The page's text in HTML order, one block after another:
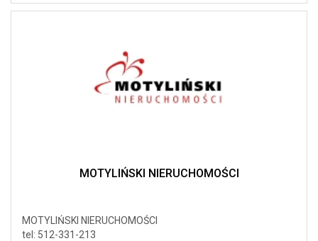
MOTYLIŃSKI NIERUCHOMOŚCI
MOTYLIŃSKI NIERUCHOMOŚCI
tel: 512-331-213